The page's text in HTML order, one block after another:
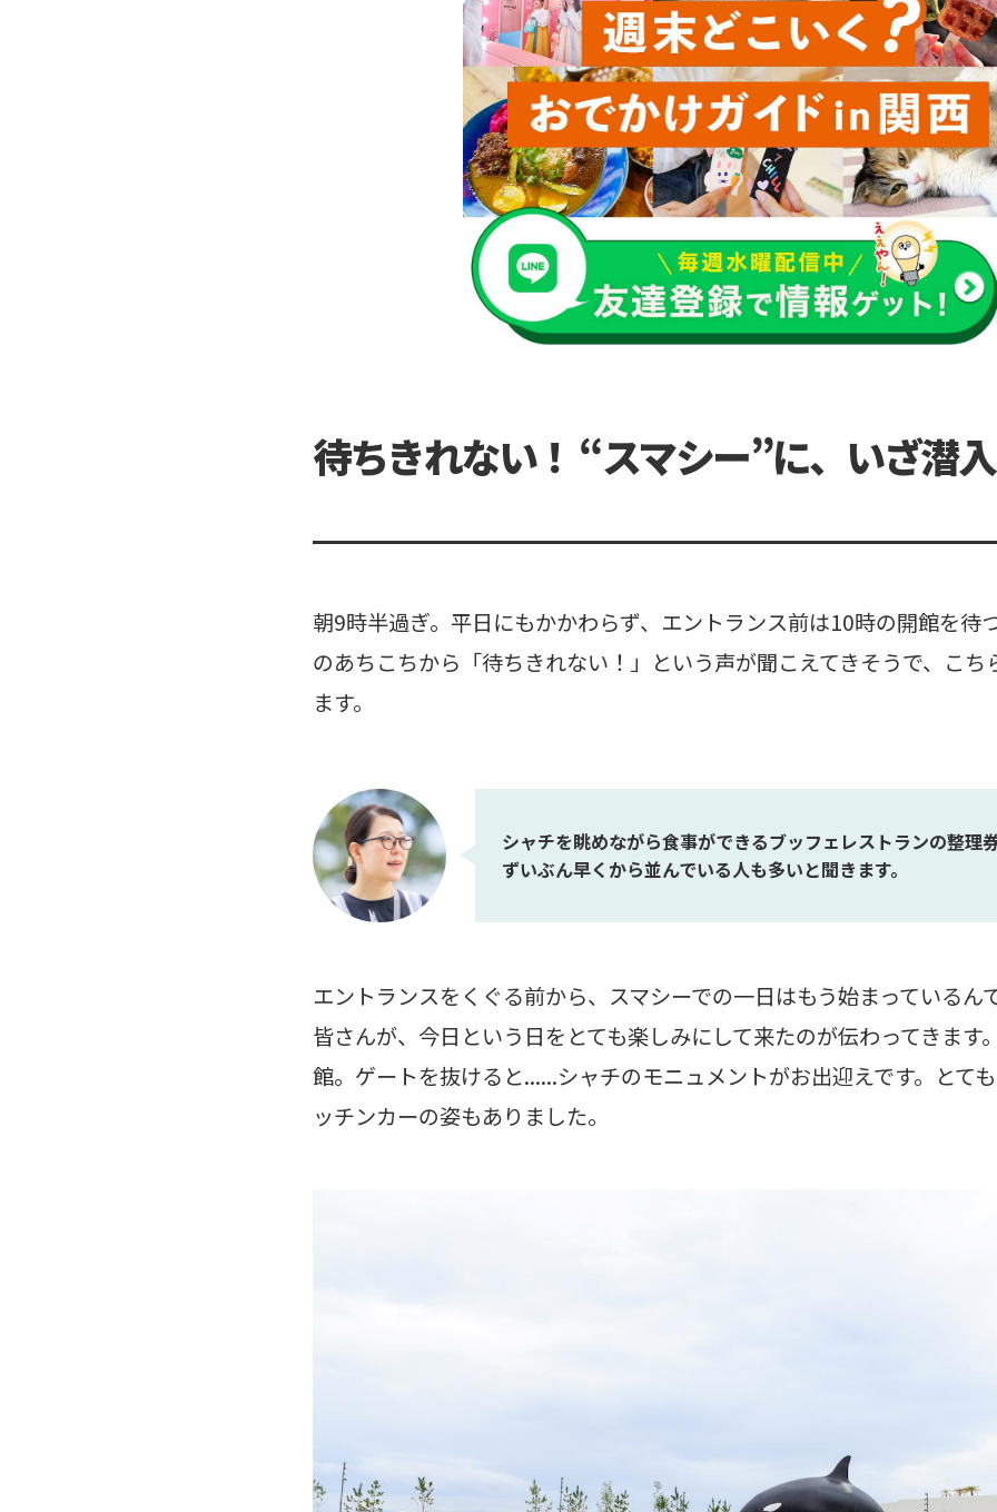
待ちきれない！ “スマシー”に、いざ潜入
朝9時半過ぎ。平日にもかかわらず、エントランス前は10時の開館を待
のあちこちから「待ちきれない！」という声が聞こえてきそうで、こち
ます。
シャチを眺めながら食事ができるブッフェレストランの整理
ずいぶん早くから並んでいる人も多いと聞きます。
エントランスをくぐる前から、スマシーでの一日はもう始まっているん
皆さんが、今日という日をとても楽しみにして来たのが伝わってきます
館。ゲートを抜けると......シャチのモニュメントがお出迎えです。とて
ッチンカーの姿もありました。